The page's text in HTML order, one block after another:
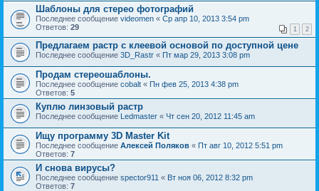
Шаблоны для стерео фотографий
Последнее сообщение videomen « Ср апр 10, 2013 3:54 pm
Ответов: 29 1 2
Предлагаем растр с клеевой основой по доступной цене
Последнее сообщение 3D_Rastr « Пт мар 29, 2013 3:08 pm
Продам стереошаблоны.
Последнее сообщение cobalt « Пн фев 25, 2013 4:38 pm
Ответов: 5
Куплю линзовый растр
Последнее сообщение Ledmaster « Чт сен 20, 2012 11:45 am
Ищу программу 3D Master Kit
Последнее сообщение Алексей Поляков « Пт авг 10, 2012 5:51 pm
Ответов: 7
И снова вирусы?
Последнее сообщение spector911 « Вт ноя 06, 2012 8:32 pm
Ответов: 7